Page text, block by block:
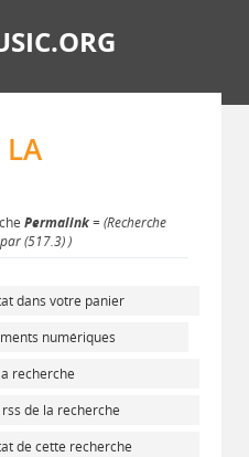
LA
Permalink= (Recherche
(517.3) )
dans votre panier
numériques
recherche
de la recherche
de cette recherche